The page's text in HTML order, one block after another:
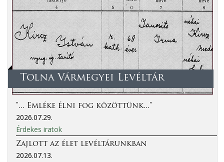
Tolna Vármegyei Levéltár
"... Emléke élni fog közöttünk..."
2026.07.29.
Érdekes iratok
Zajlott az élet levéltárunkban
2026.07.13.